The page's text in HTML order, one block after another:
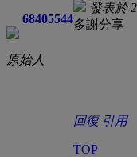
68405544
原始人
發表於
多謝分享
回復 引用
TOP